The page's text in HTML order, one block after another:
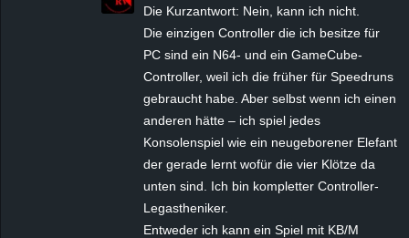
Die Kurzantwort: Nein, kann ich nicht.
Die einzigen Controller die ich besitze für
PC sind ein N64- und ein GameCube-
Controller, weil ich die früher für Speedruns
gebraucht habe. Aber selbst wenn ich einen
anderen hätte – ich spiel jedes
Konsolenspiel wie ein neugeborener Elefant
der gerade lernt wofür die vier Klötze da
unten sind. Ich bin kompletter Controller-
Legastheniker.
Entweder ich kann ein Spiel mit KB/M